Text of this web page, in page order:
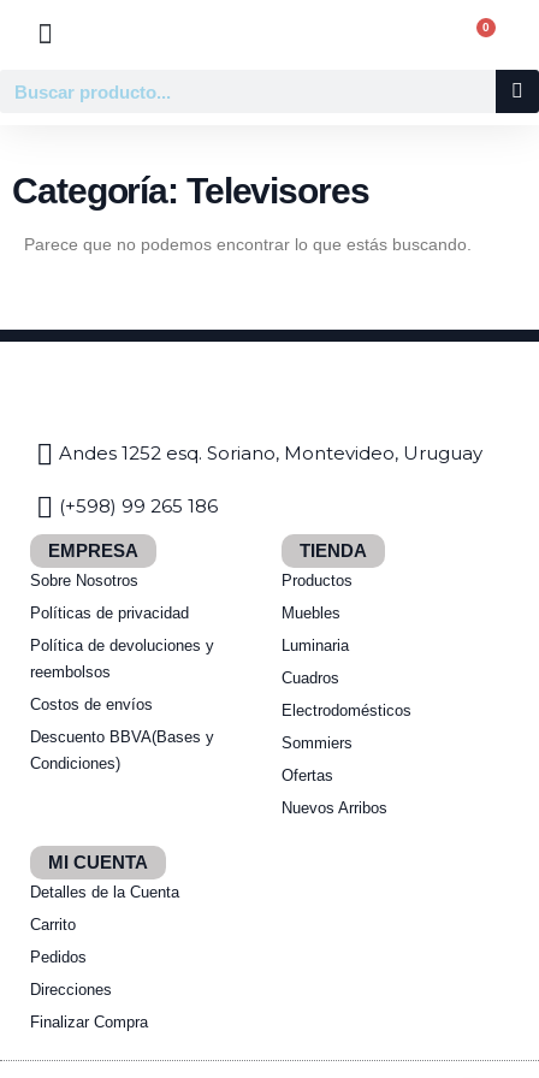
0
Buscar
Categoría: Televisores
Parece que no podemos encontrar lo que estás buscando.
Andes 1252 esq. Soriano, Montevideo, Uruguay
(+598) 99 265 186
EMPRESA
Sobre Nosotros
Políticas de privacidad
Política de devoluciones y
reembolsos
Costos de envíos
Descuento BBVA(Bases y
Condiciones)
TIENDA
Productos
Muebles
Luminaria
Cuadros
Electrodomésticos
Sommiers
Ofertas
Nuevos Arribos
MI CUENTA
Detalles de la Cuenta
Carrito
Pedidos
Direcciones
Finalizar Compra